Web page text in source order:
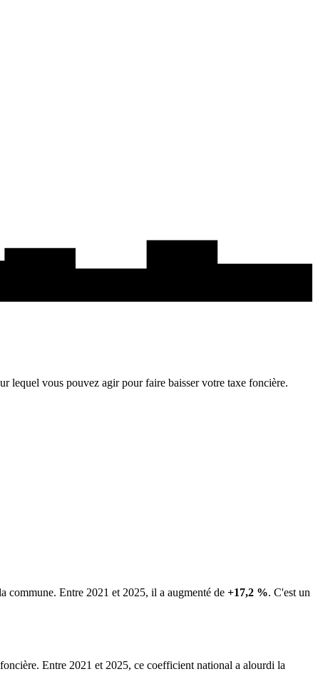
lequel vous pouvez agir pour faire baisser votre taxe foncière.
commune. Entre 2021 et 2025, il a augmenté de +17,2 %. C'est un
Entre 2021 et 2025, ce coefficient national a alourdi la